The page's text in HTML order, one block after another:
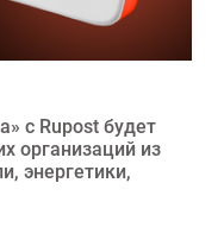
с Rupost будет
организаций из
энергетики,